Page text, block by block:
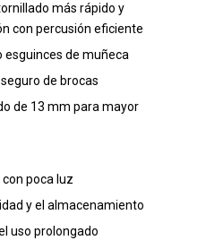
más rápido y
con percusión eficiente
esguinces de muñeca
de brocas
de 13 mm para mayor
poca luz
y el almacenamiento
uso prolongado